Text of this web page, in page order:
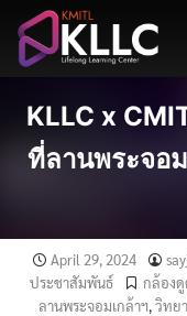
content
KLLC x
ที่ลานพระจอ
April 29, 2024
ประชาสัมพันธ์
กล้องดู
ลานพระจอมเกล้าฯ,วิทย